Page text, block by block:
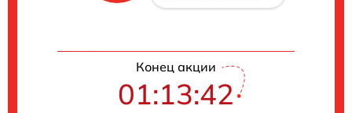
Конец акции
01:13:42